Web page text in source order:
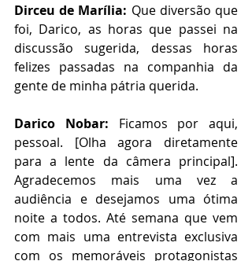
Dirceu de Marília: Que diversão que
foi, Darico, as horas que passei na
discussão sugerida, dessas horas
felizes passadas na companhia da
gente de minha pátria querida.
Darico Nobar: Ficamos por aqui,
pessoal. [Olha agora diretamente
para a lente da câmera principal].
Agradecemos mais uma vez a
audiência e desejamos uma ótima
noite a todos. Até semana que vem
com mais uma entrevista exclusiva
com os memoráveis protagonistas